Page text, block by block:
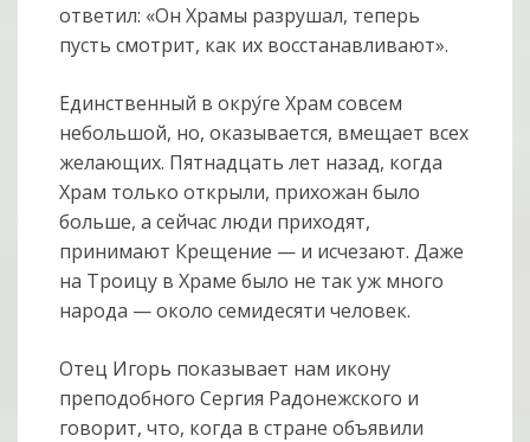
ответил: «Он Храмы разрушал, теперь
пусть смотрит, как их восстанавливают».
Единственный в округе Храм совсем
небольшой, но, оказывается, вмещает всех
желающих. Пятнадцать лет назад, когда
Храм только открыли, прихожан было
больше, а сейчас люди приходят,
принимают Крещение — и исчезают. Даже
на Троицу в Храме было не так уж много
народа — около семидесяти человек.
Отец Игорь показывает нам икону
преподобного Сергия Радонежского и
говорит, что, когда в стране объявили